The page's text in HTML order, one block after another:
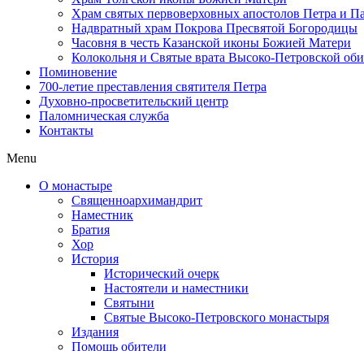
Храм святых первоверховных апостолов Петра и
Надвратный храм Покрова Пресвятой Богородицы
Часовня в честь Казанской иконы Божией Матери
Колокольня и Святые врата Высоко-Петровской
Поминовение
700-летие преставления святителя Петра
Духовно-просветительский центр
Паломническая служба
Контакты
Menu
О монастыре
Священноархимандрит
Наместник
Братия
Хор
История
Исторический очерк
Настоятели и наместники
Святыни
Святые Высоко-Петровского монастыря
Издания
Помощь обители